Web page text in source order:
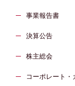
事業報告書
決算公告
株主総会
コーポレート・